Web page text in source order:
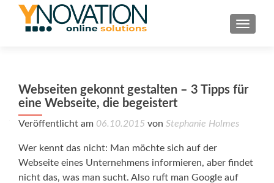
Webseiten gekonnt gestalten – 3 Tipps für
eine Webseite, die begeistert
Veröffentlicht am 06.10.2015 von Stephanie Holmes
Wer kennt das nicht: Man möchte sich auf der
Webseite eines Unternehmens informieren, aber findet
nicht das, was man sucht. Also ruft man Google auf